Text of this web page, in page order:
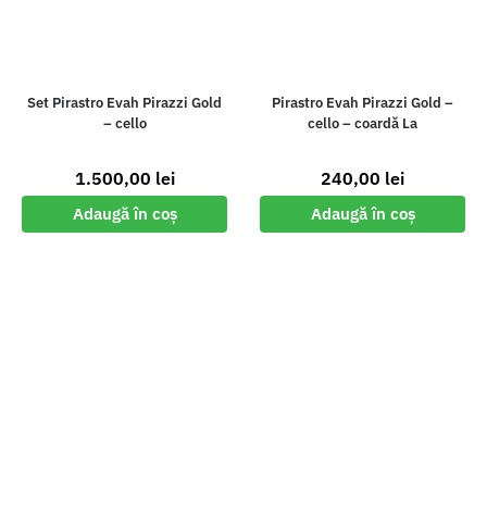
Set Pirastro Evah Pirazzi Gold
– cello
1.500,00 lei
Adaugă în coș
Pirastro Evah Pirazzi Gold –
cello – coardă La
240,00 lei
Adaugă în coș